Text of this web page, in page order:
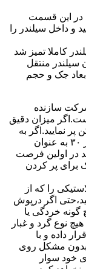
در این قسمت
و داخل سیلندر را
کاملا تمیز شد
سیلندر منتقل
جک و حجم
سازنده
میزان دقیق
پر نمایید.اگر به
روغن هیدرولیک دسترسی ندارید از روغن موتور ۳۰ به عنوان
در اولین فرصت
برای پر کردن
را که از
اگر درپوش
گونه خردگی یا
نوع گرد و غبار
داده و با
بدون مشکل روی
خود سوار